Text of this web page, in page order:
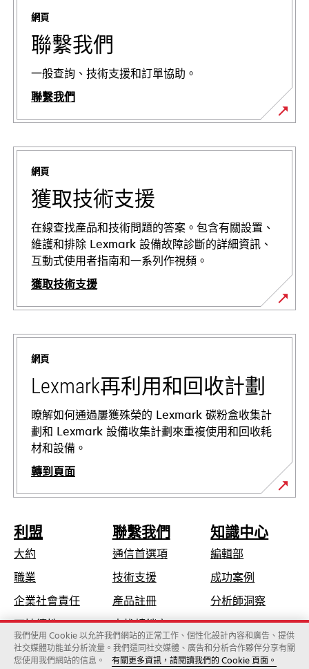
網頁
聯繫我們
一般查詢、技術支援和訂單協助。
聯繫我們
網頁
獲取技術支援
在線查找產品和技術問題的答案。包含有關設置、
維護和排除 Lexmark 設備故障診斷的詳細資訊、
互動式使用者指南和一系列作視頻。
獲取技術支援
opens
in
new
tab
網頁
Lexmark再利用和回收計劃
瞭解如何通過屢獲殊榮的 Lexmark 碳粉盒收集計
劃和 Lexmark 設備收集計劃來重複使用和回收耗
材和設備。
轉到頁面
利盟
大約
職業
企業社會責任opens
in
a
new
可持續性
聯繫我們
通信首選項
技術支援opens
a
new
tab
產品註冊
查找轉銷商
知識中心
編輯部
成功案例
分析師洞察
Lexmark國際有限公司，Xerox旗下公司
我們使用 Cookie 以允許我們網站的正常工作、個性化設計內容和廣告、提供
社交媒體功能並分析流量。我們還同社交媒體、廣告和分析合作夥伴分享有關
您使用我們網站的信息。
有關更多資訊，請閱讀我們的 Cookie 頁面。